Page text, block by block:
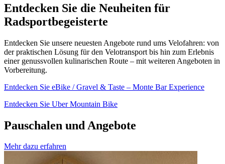
Entdecken Sie die Neuheiten für
Radsportbegeisterte
Entdecken Sie unsere neuesten Angebote rund ums Velofahren: von
der praktischen Lösung für den Velotransport bis hin zum Erlebnis
einer genussvollen kulinarischen Route – mit weiteren Angeboten in
Vorbereitung.
Entdecken Sie eBike / Gravel & Taste – Monte Bar Experience
Entdecken Sie Uber Mountain Bike
Pauschalen und Angebote
Mehr dazu erfahren